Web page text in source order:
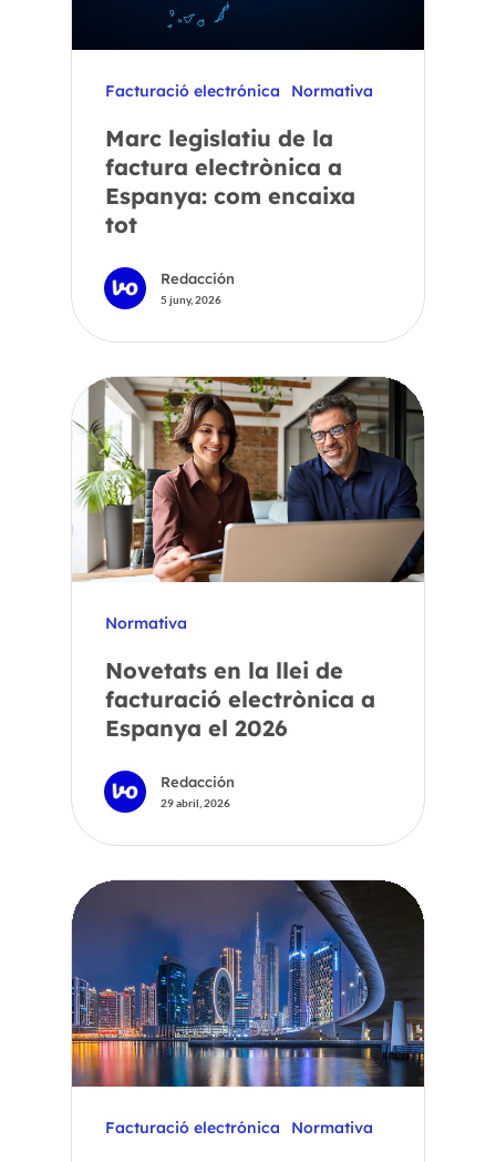
Facturació electrónica Normativa
Marc legislatiu de la
factura electrònica a
Espanya: com encaixa
tot
Redacción
5 juny, 2026
Normativa
Novetats en la llei de
facturació electrònica a
Espanya el 2026
Redacción
29 abril, 2026
Facturació electrónica Normativa